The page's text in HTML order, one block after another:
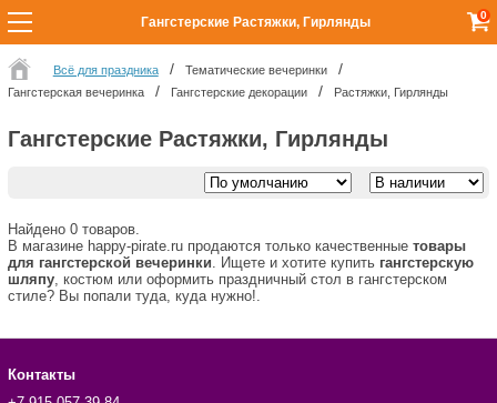
Всё для праздника
Тематические вечеринки
Гангстерская вечеринка
Гангстерские декорации Растяжки, Гирлянды
Гангстерские Растяжки, Гирлянды
Найдено 0 товаров.
В магазине happy-pirate.ru продаются только качественные товары
для гангстерской вечеринки. Ищете и хотите купить гангстерскую
шляпу, костюм или оформить праздничный стол в гангстерском
стиле? Вы попали туда, куда нужно!.
Контакты
Гангстерские Растяжки, Гирлянды 0